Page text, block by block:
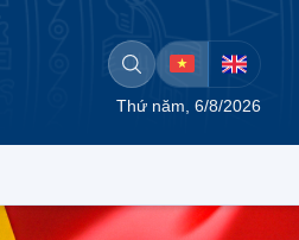
Thứ năm, 6/8/2026